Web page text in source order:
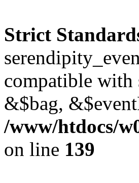
Strict
compatible with
&$bag,
/www/htdocs/
on line 139